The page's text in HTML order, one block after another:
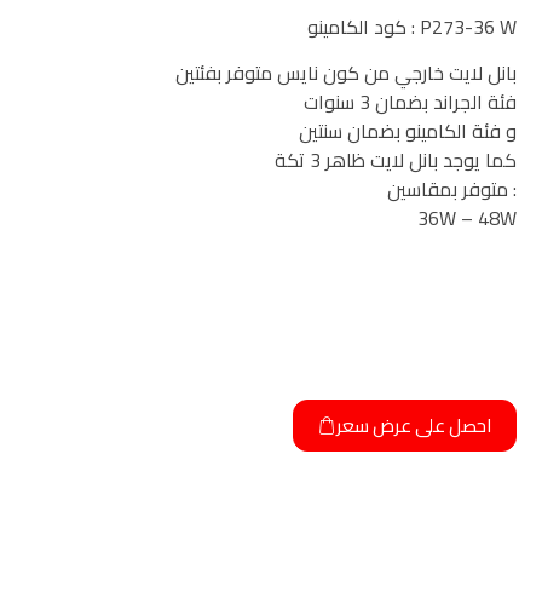
P273-36 W : كود الكامينو
بانل لايت خارجي من كون نايس متوفر بفئتين
فئة الجراند بضمان 3 سنوات
و فئة الكامينو بضمان سنتين
كما يوجد بانل لايت ظاهر 3 تكة
: متوفر بمقاسين
36W – 48W
احصل على عرض سعر